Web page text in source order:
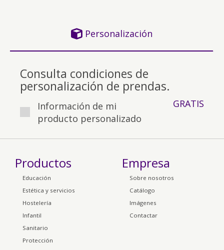
Personalización
Consulta condiciones de
personalización de prendas.
Información de mi
producto personalizado
GRATIS
Productos
Educación
Estética y servicios
Hostelería
Infantil
Sanitario
Protección
Empresa
Sobre nosotros
Catálogo
Imágenes
Contactar